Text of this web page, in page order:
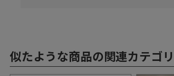
似たような商品の関連カテゴリ